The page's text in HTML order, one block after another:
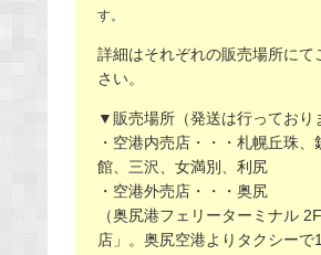
す。
詳細はそれぞれの販売場所にて
さい。
▼販売場所（発送は行っており
・空港内売店・・・札幌丘珠、
館、三沢、女満別、利尻
・空港外売店・・・奥尻
（奥尻港フェリーターミナル
店」。奥尻空港よりタクシーで